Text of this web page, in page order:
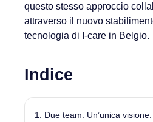
questo stesso approccio
attraverso il nuovo
tecnologia di I-care in Belgio.
Indice
Due team. Un’unica visione.